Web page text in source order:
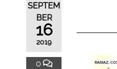
SEPTEM
BER
16
2019
0